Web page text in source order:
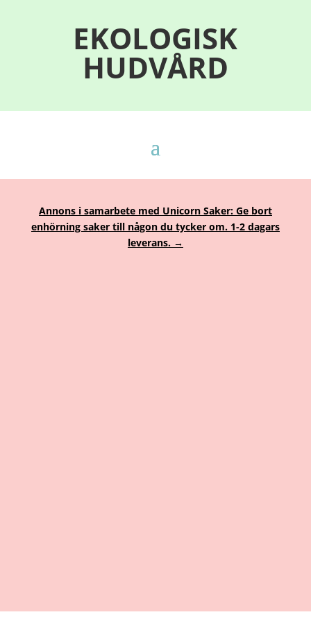
EKOLOGISK
HUDVÅRD
Annons i samarbete med Unicorn Saker: Ge bort
enhörning saker till någon du tycker om. 1-2 dagars
leverans. →